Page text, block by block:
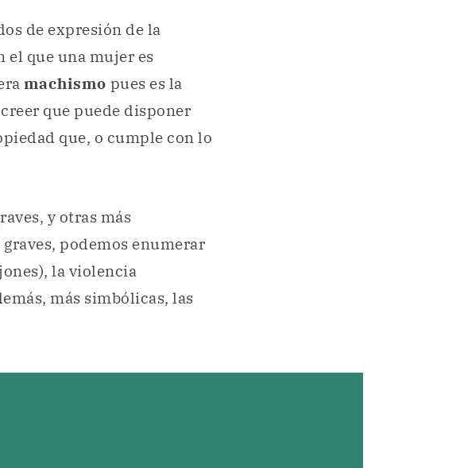
de expresión de la
el que una mujer es
machismo pues es la
que puede disponer
que, o cumple con lo
y otras más
podemos enumerar
la violencia
más simbólicas, las